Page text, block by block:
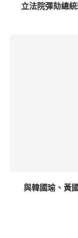
立法院彈劾總
與韓國瑜、黃